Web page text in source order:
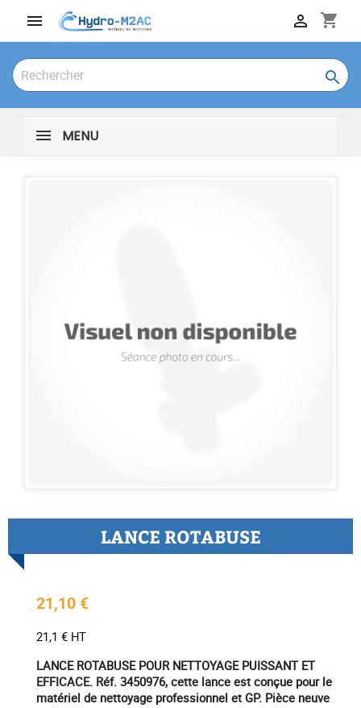
 shopping_cart


MENU
LANCE ROTABUSE
21,10 €
21,1 € HT
LANCE ROTABUSE POUR NETTOYAGE PUISSANT ET
EFFICACE. Réf. 3450976, cette lance est conçue pour le
matériel de nettoyage professionnel et GP. Pièce neuve